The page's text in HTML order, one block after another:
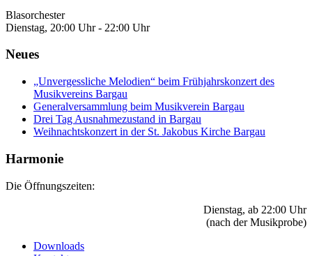
Blasorchester
Dienstag, 20:00 Uhr - 22:00 Uhr
Neues
„Unvergessliche Melodien“ beim Frühjahrskonzert des
Musikvereins Bargau
Generalversammlung beim Musikverein Bargau
Drei Tag Ausnahmezustand in Bargau
Weihnachtskonzert in der St. Jakobus Kirche Bargau
Harmonie
Die Öffnungszeiten:
Dienstag, ab 22:00 Uhr
(nach der Musikprobe)
Downloads